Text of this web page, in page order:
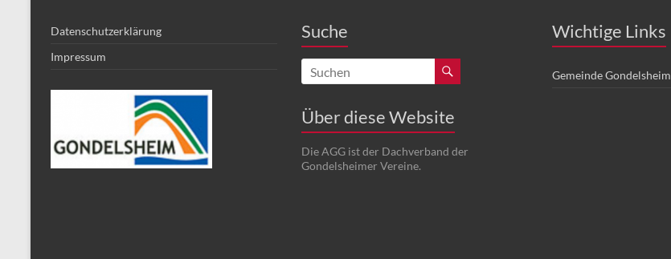
Datenschutzerklärung
Impressum
Suche
Über diese Website
Die AGG ist der Dachverband der
Gondelsheimer Vereine.
Wichtige Links
Gemeinde Gondelsheim